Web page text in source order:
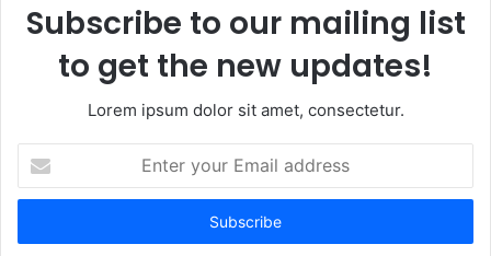
Subscribe to our mailing list
to get the new updates!
Lorem ipsum dolor sit amet, consectetur.
your
Email